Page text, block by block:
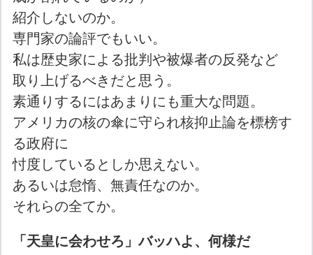
紹介しないのか。
専門家の論評でもいい。
私は歴史家による批判や被爆者の反発など
取り上げるべきだと思う。
素通りするにはあまりにも重大な問題。
アメリカの核の傘に守られ核抑止論を標榜す
る政府に
忖度しているとしか思えない。
あるいは怠惰、無責任なのか。
それらの全てか。
「天皇に会わせろ」バッハよ、何様だ